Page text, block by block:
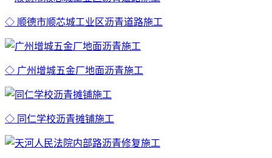
◇ 顺德市顺芯城工业区沥青道路施工
◇ 广州增城五金厂地面沥青施工
◇ 同仁学校沥青摊铺施工